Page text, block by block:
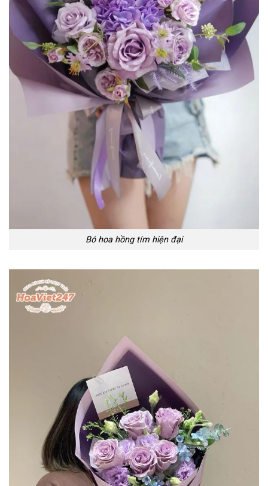
Bó hoa hồng tím hiện đại